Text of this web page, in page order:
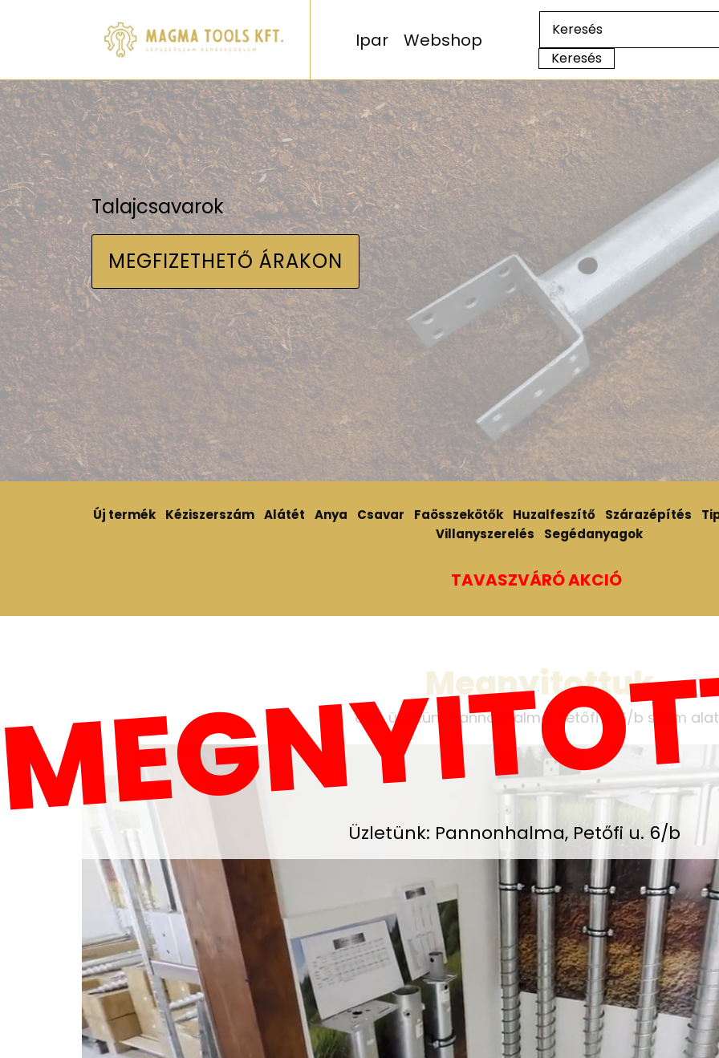
Ipar Webshop
Talajcsavarok
MEGFIZETHETŐ ÁRAKON
Új termék Kéziszerszám Alátét Anya Csavar Faösszekötők Huzalfeszítő Szárazépítés
Villanyszerelés
Segédanyagok
TAVASZVÁRÓ AKCIÓ
Üzletünk: Pannonhalma, Petőfi u. 6/b
Megnyitottuk
első üzletünk Pannonhalma, Petőfi u. 6/b szám